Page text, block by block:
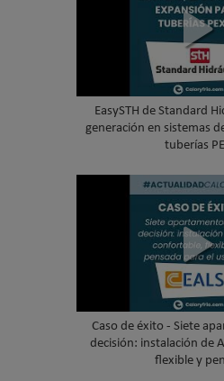
EasySTH de Standard
generación en sistemas
tuberías
Caso de éxito - Siete
decisión: instalación de
flexible y